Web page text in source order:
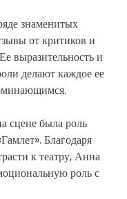
знаменитых
от критиков и
выразительность и
делают каждое ее
сцене была роль
Благодаря
к театру, Анна
роль с